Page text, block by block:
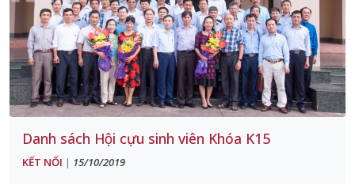
Danh sách Hội cựu sinh viên Khóa K15
KẾT NỐI 15/10/2019